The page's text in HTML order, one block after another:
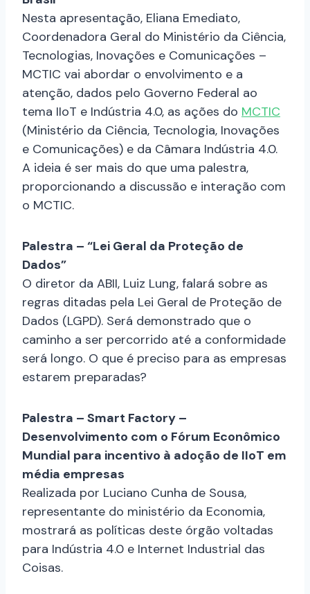
Nesta apresentação, Eliana Emediato,
Coordenadora Geral do Ministério da Ciência,
Tecnologias, Inovações e Comunicações –
MCTIC vai abordar o envolvimento e a
atenção, dados pelo Governo Federal ao
tema IIoT e Indústria 4.0, as ações do MCTIC
(Ministério da Ciência, Tecnologia, Inovações
e Comunicações) e da Câmara Indústria 4.0.
A ideia é ser mais do que uma palestra,
proporcionando a discussão e interação com
o MCTIC.
Palestra – “Lei Geral da Proteção de
Dados”
O diretor da ABII, Luiz Lung, falará sobre as
regras ditadas pela Lei Geral de Proteção de
Dados (LGPD). Será demonstrado que o
caminho a ser percorrido até a conformidade
será longo. O que é preciso para as empresas
estarem preparadas?
Palestra – Smart Factory –
Desenvolvimento com o Fórum Econômico
Mundial para incentivo à adoção de IIoT em
média empresas
Realizada por Luciano Cunha de Sousa,
representante do ministério da Economia,
mostrará as políticas deste órgão voltadas
para Indústria 4.0 e Internet Industrial das
Coisas.